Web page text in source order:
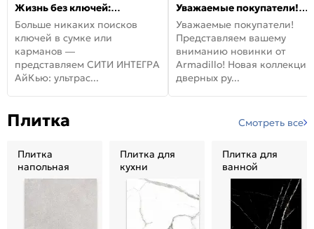
Жизнь без ключей:
встречайте новую дверь
СИТИ ИНТЕГРА АйКью!
Больше никаких поисков
ключей в сумке или
карманов —
представляем СИТИ ИНТЕГРА
АйКью: ультрас...
Уважаемые покупатели!
Представляем вашему
вниманию новинки от
Armadillo!
Уважаемые покупатели!
Представляем вашему
вниманию новинки от
Armadillo! Новая коллекция
дверных ру...
Плитка Смотреть все
Плитка
напольная
Плитка для
кухни
Плитка для
ванной